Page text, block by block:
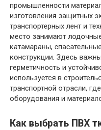
промышленности
изготовления защитных
транспортерных лент и
место занимают
катамараны,
конструкции. Здесь
герметичность и
используется в
транспортной отрасли,
оборудования и
Как выбрать ПВХ